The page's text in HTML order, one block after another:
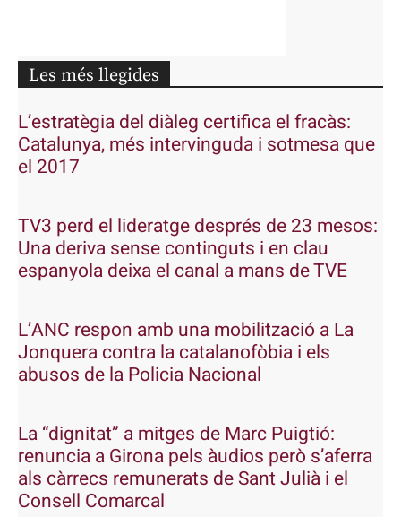
Les més llegides
L’estratègia del diàleg certifica el fracàs:
Catalunya, més intervinguda i sotmesa que
el 2017
TV3 perd el lideratge després de 23 mesos:
Una deriva sense continguts i en clau
espanyola deixa el canal a mans de TVE
L’ANC respon amb una mobilització a La
Jonquera contra la catalanofòbia i els
abusos de la Policia Nacional
La “dignitat” a mitges de Marc Puigtió:
renuncia a Girona pels àudios però s’aferra
als càrrecs remunerats de Sant Julià i el
Consell Comarcal